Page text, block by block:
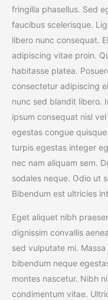
fringilla phasellus. Sed
faucibus scelerisque.
libero nunc consequat.
adipiscing vitae proin.
habitasse platea.
consectetur adipiscing
nunc sed blandit libero.
ipsum consequat nisl
egestas congue
turpis egestas integer
nec nam aliquam sem.
sodales neque. Odio ut
Bibendum est ultricies
Eget aliquet nibh
dignissim convallis
sed vulputate mi.
bibendum neque
montes nascetur. Nibh
condimentum vitae.